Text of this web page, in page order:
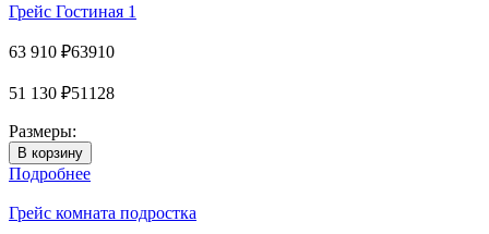
Грейс Гостиная 1
63 910 ₽63910
51 130 ₽51128
Размеры:
Подробнее
Грейс комната подростка